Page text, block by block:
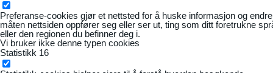
Preferanse-cookies gjør et nettsted for å huske informasjon og
måten nettsiden oppfører seg eller ser ut, ting som ditt foretrukne
eller den regionen du befinner deg i.
Vi bruker ikke denne typen cookies
Statistikk 16